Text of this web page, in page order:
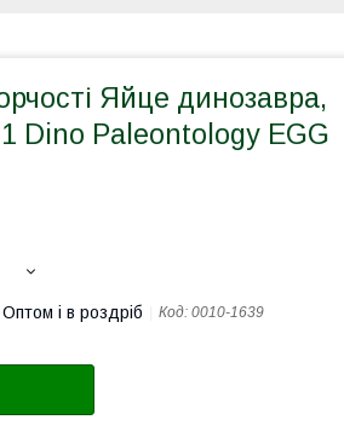
Яйце динозавра,
Dino Paleontology EGG
Оптом і в роздріб Код: 0010-1639